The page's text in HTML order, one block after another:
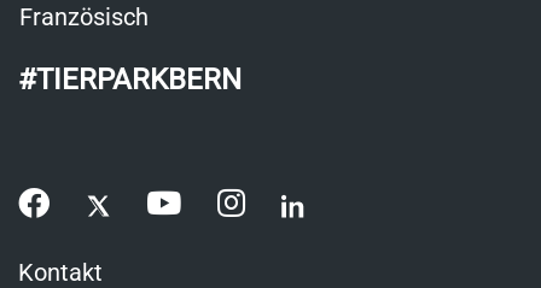
Französisch
#TIERPARKBERN
Kontakt